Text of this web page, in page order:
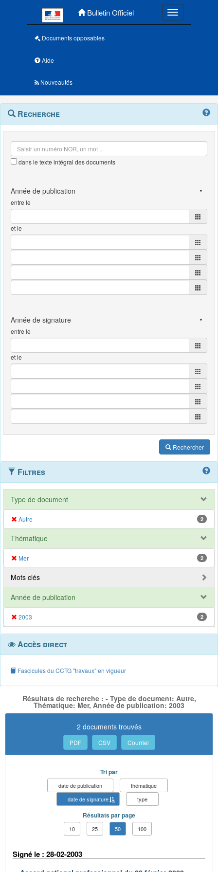
Bulletin Officiel Toggle
Documents opposables
Aide
Nouveautés
Navigation
outils
Menu
contextuel
Recherche
dans le texte intégral des documents
entre le
et le
entre le
et le
Rechercher
Filtres
Type de document
Autre 2
Thématique
Mer 2
Mots clés
Année de publication
2003 2
Accès direct
Fascicules du CCTG "travaux" en vigueur
Résultats de recherche : - Type de document: Autre,
Thématique: Mer, Année de publication: 2003
2 documents trouvés
PDF CSV Courriel
Tri par
date de publication
thématique
date de signature
type
Résultats par page
10 25 50 100
Signé le : 28-02-2003